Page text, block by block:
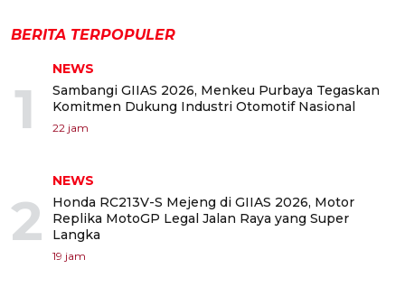
BERITA TERPOPULER
1
NEWS
Sambangi GIIAS 2026, Menkeu Purbaya Tegaskan
Komitmen Dukung Industri Otomotif Nasional
22 jam
2
NEWS
Honda RC213V-S Mejeng di GIIAS 2026, Motor
Replika MotoGP Legal Jalan Raya yang Super
Langka
19 jam